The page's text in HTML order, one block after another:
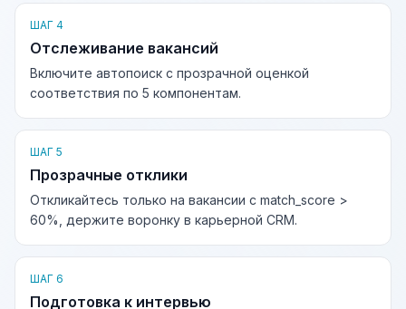
ШАГ 4
Отслеживание вакансий
Включите автопоиск с прозрачной оценкой
соответствия по 5 компонентам.
ШАГ 5
Прозрачные отклики
Откликайтесь только на вакансии с match_score >
60%, держите воронку в карьерной CRM.
ШАГ 6
Подготовка к интервью